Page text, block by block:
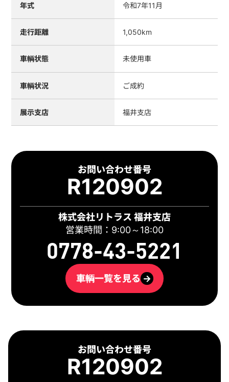
お問い合わせ番号
R120902
年式 令和7年11月
走行距離 1,050km
車輌状態 未使用車
車輌状況 ご成約
展示支店 福井支店
お問い合わせ番号
R120902
株式会社リトラス 福井支店
営業時間：9:00～18:00
0778-43-5221
車輌一覧を見る →